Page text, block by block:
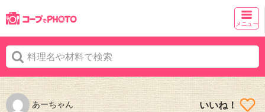
メニュー
あーちゃん いいね！